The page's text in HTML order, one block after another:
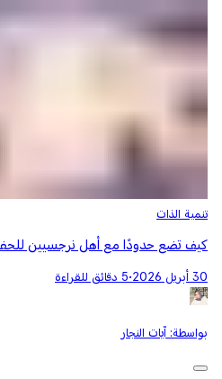
تنمية الذات
كيف تضع حدودًا مع أهل نرجسيين
30 أبريل 2026 •5 دقائق للقراءة
بواسطة: آيات النجار